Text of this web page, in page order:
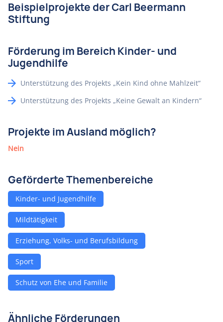
Beispielprojekte der Carl Beermann
Stiftung
Förderung im Bereich Kinder- und
Jugendhilfe
Unterstützung des Projekts „Kein Kind ohne Mahlzeit“
Unterstützung des Projekts „Keine Gewalt an Kindern“
Projekte im Ausland möglich?
Nein
Geförderte Themenbereiche
Kinder- und Jugendhilfe
Mildtätigkeit
Erziehung, Volks- und Berufsbildung
Sport
Schutz von Ehe und Familie
Ähnliche Förderungen